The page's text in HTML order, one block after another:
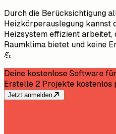
Durch die Berücksichtigung
Heizkörperauslegung kannst
Heizsystem effizient arbeitet,
Raumklima bietet und keine
💪
Deine kostenlose Software
Erstelle 2 Projekte kostenlos
Jetzt anmelden